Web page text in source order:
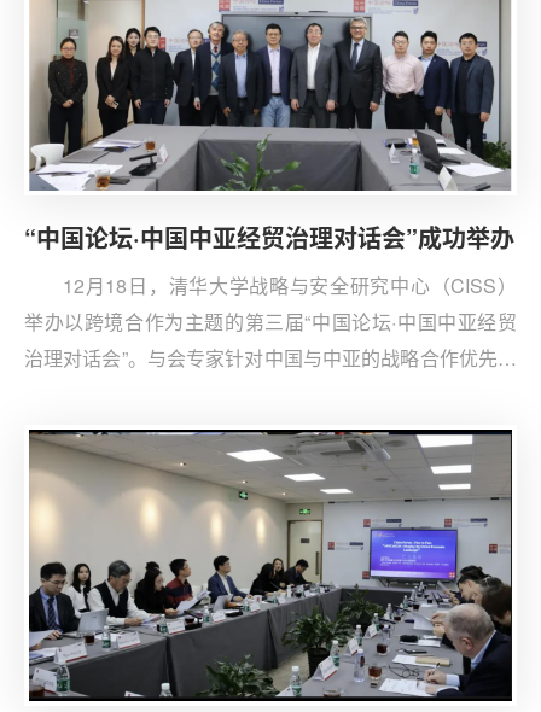
“中国论坛·中国中亚经贸治理对话会”成功举办
12月18日，清华大学战略与安全研究中心（CISS）
举办以跨境合作为主题的第三届“中国论坛·中国中亚经贸
治理对话会”。与会专家针对中国与中亚的战略合作优先事
施等议题展开深入讨论。